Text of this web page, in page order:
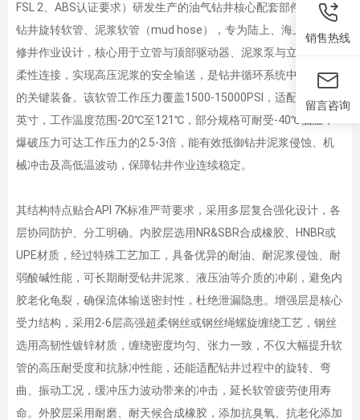
FSL 2、ABS认证要求）研发生产的油气钻井核心配套部件，又称
钻井旋转软管、泥浆软管（mud hose），专为陆上、海上钻井及
修井作业设计，核心用于立管与顶部驱动器、泥浆泵与立管之间的
柔性连接，实现高压泥浆的安全输送，是钻井循环系统中不可或缺
的关键装备。该软管工作压力覆盖1500-15000PSI，适配内径2-6
英寸，工作温度范围-20℃至121℃，部分规格可耐受-40℃低温，
爆破压力可达工作压力的2.5-3倍，能有效抵御钻井泥浆侵蚀、机
械冲击及高低温波动，保障钻井作业连续稳定。
其结构特点贴合API 7K标准严苛要求，采用多层复合强化设计，各
层协同防护、分工明确。内胶层选用NR&SBR合成橡胶、HNBR或
UPE材质，经过特殊工艺加工，具备优异的耐油、耐泥浆侵蚀、耐
弱酸碱性能，可长期耐受钻井泥浆、液压油等介质的冲刷，避免内
胶老化龟裂，确保流体输送密封性，杜绝泄漏隐患。增强层是核心
受力结构，采用2-6层高强超柔钢丝或钢丝绳螺旋缠绕工艺，钢丝
选用高韧性镀锌材质，缠绕密度均匀、张力一致，不仅大幅提升软
管的高压耐受度和抗脉冲性能，还能适配钻井过程中的旋转、弯
曲、振动工况，缓冲压力波动带来的冲击，延长软管疲劳使用寿
命。外胶层采用耐磨、耐天候合成橡胶，添加抗臭氧、抗老化添加
销售热线
留言咨询